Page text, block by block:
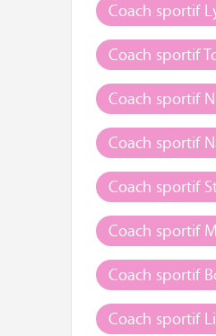
Coach sportif
Coach sportif
Coach sportif
Coach sportif
Coach sportif
Coach sportif
Coach sportif
Coach sportif